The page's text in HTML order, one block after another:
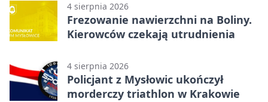
4 sierpnia 2026
Frezowanie nawierzchni na Boliny.
Kierowców czekają utrudnienia
4 sierpnia 2026
Policjant z Mysłowic ukończył
morderczy triathlon w Krakowie